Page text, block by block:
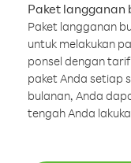
Paket langganan
Paket langganan
untuk melakukan
ponsel dengan
paket Anda setiap
bulanan, Anda
tengah Anda